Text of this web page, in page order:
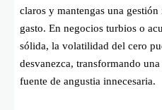
claros y mantengas una
gasto. En negocios turbios o
sólida, la volatilidad del cero
desvanezca, transformando
fuente de angustia innecesaria.